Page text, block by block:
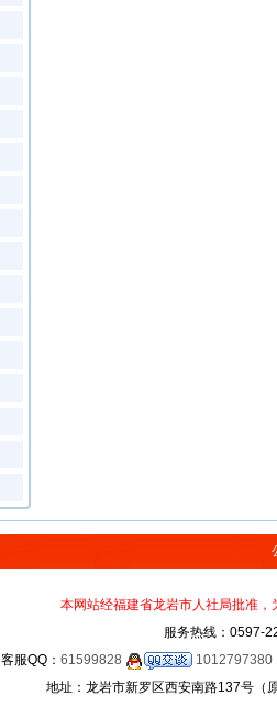
本网站经福建省龙岩市人社局批准
服务热线：0597-
客服QQ： 61599828
1012797380
地址：龙岩市新罗区西安南路137号（